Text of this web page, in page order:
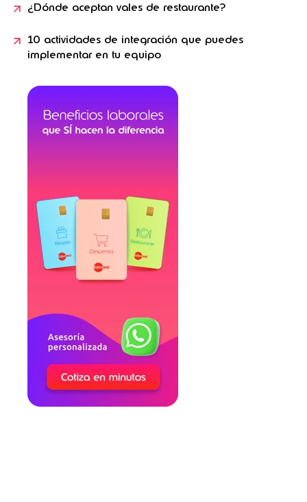
¿Dónde aceptan vales de restaurante?
10 actividades de integración que puedes
implementar en tu equipo